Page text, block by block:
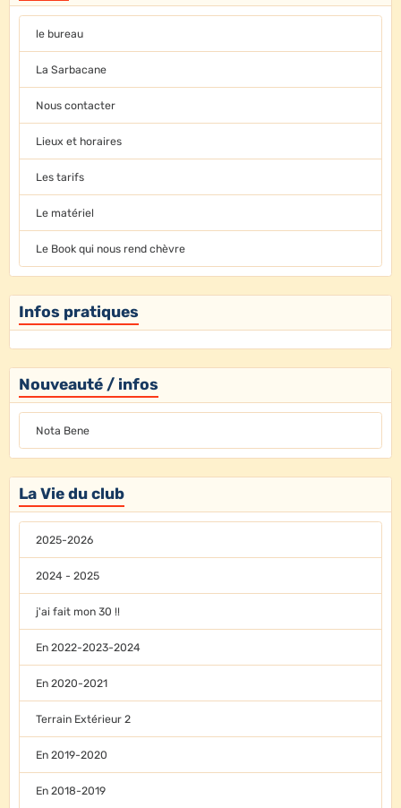
le bureau
La Sarbacane
Nous contacter
Lieux et horaires
Les tarifs
Le matériel
Le Book qui nous rend chèvre
Infos pratiques
Nouveauté / infos
Nota Bene
La Vie du club
2025-2026
2024 - 2025
j'ai fait mon 30 !!
En 2022-2023-2024
En 2020-2021
Terrain Extérieur 2
En 2019-2020
En 2018-2019